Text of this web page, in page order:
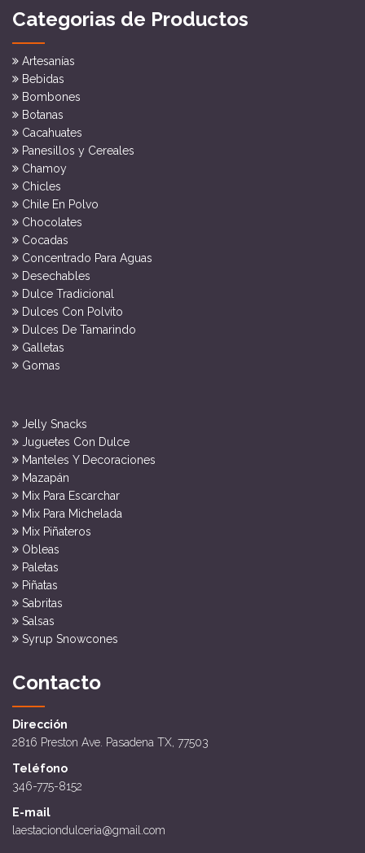
Categorias de Productos
Artesanías
Bebidas
Bombones
Botanas
Cacahuates
Panesillos y Cereales
Chamoy
Chicles
Chile En Polvo
Chocolates
Cocadas
Concentrado Para Aguas
Desechables
Dulce Tradicional
Dulces Con Polvito
Dulces De Tamarindo
Galletas
Gomas
Jelly Snacks
Juguetes Con Dulce
Manteles Y Decoraciones
Mazapán
Mix Para Escarchar
Mix Para Michelada
Mix Piñateros
Obleas
Paletas
Piñatas
Sabritas
Salsas
Syrup Snowcones
Contacto
Dirección
2816 Preston Ave. Pasadena TX, 77503
Teléfono
346-775-8152
E-mail
laestaciondulceria@gmail.com